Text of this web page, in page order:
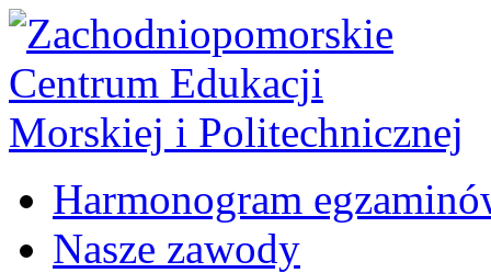
Harmonogram
Nasze zawody